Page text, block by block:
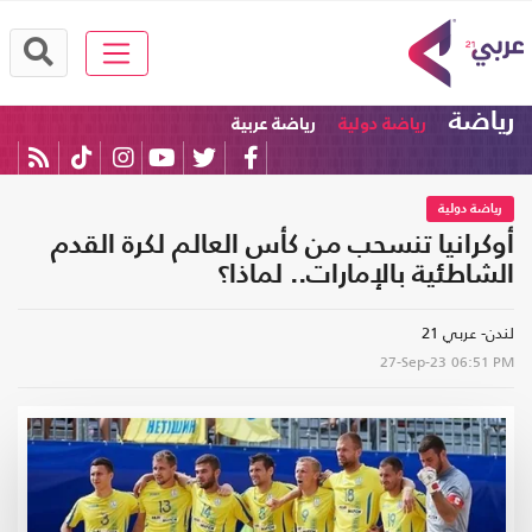
رياضة رياضة دولية رياضة عربية
رياضة دولية
أوكرانيا تنسحب من كأس العالم لكرة القدم
الشاطئية بالإمارات.. لماذا؟
لندن- عربي 21
27-Sep-23 06:51 PM